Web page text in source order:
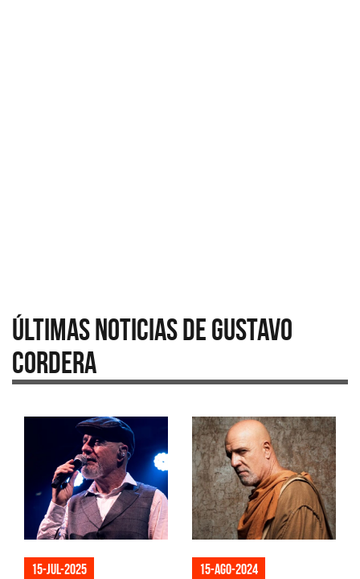
Últimas Noticias de Gustavo
Cordera
15-jul-2025 15-ago-2024